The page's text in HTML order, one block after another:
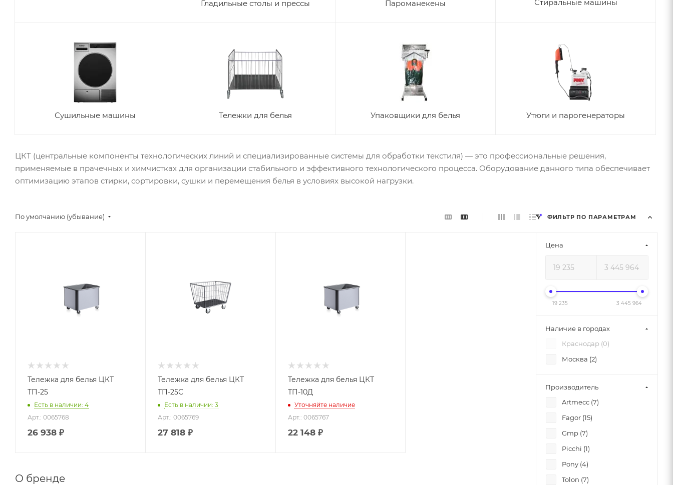
Гладильные столы и прессы
Пароманекены Стиральные машины
Сушильные машины Тележки для белья Упаковщики для белья Утюги и парогенераторы
ЦКТ (центральные компоненты технологических линий и специализированные системы для обработки текстиля) — это профессиональные решения,
применяемые в прачечных и химчистках для организации стабильного и эффективного технологического процесса. Оборудование данного типа обеспечивает
оптимизацию этапов стирки, сортировки, сушки и перемещения белья в условиях высокой нагрузки.
По умолчанию (убывание)
Тележка для белья ЦКТ
ТП-25
Есть в наличии: 4
Арт.: 0065768
26 938 ₽
Тележка для белья ЦКТ
ТП-25С
Есть в наличии: 3
Арт.: 0065769
27 818₽
Тележка для белья ЦКТ
ТП-10Д
Уточняйте наличие
Арт.: 0065767
22 148₽
О бренде
ФИЛЬТР ПО ПАРАМЕТРАМ
Цена
19 235 3 445 964
Наличие в городах
Краснодар (0)
Москва (2)
Производитель
Artmecc (7)
Fagor (15)
Gmp (7)
Picchi (1)
Pony (4)
Tolon (7)